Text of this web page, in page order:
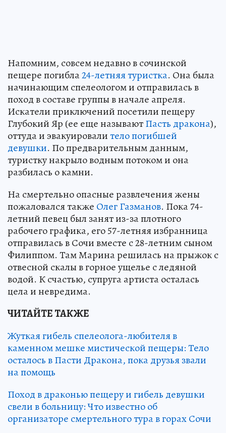
Напомним, совсем недавно в сочинской
пещере погибла24-летняя туристка. Она была
начинающим спелеологом и отправилась в
поход в составе группы в начале апреля.
Искатели приключений посетили пещеру
Глубокий Яр (ее еще называютПасть дракона),
оттуда и эвакуировалитело погибшей
девушки. По предварительным данным,
туристку накрыло водным потоком и она
разбилась о камни.
На смертельно опасные развлечения жены
пожаловался также Олег Газманов. Пока 74-
летний певец был занят из-за плотного
рабочего графика, его 57-летняя избранница
отправилась в Сочи вместе с 28-летним сыном
Филиппом. Там Марина решилась на прыжок с
отвесной скалы в горное ущелье с ледяной
водой. К счастью, супруга артиста осталась
цела и невредима.
ЧИТАЙТЕ ТАКЖЕ
Жуткая гибель спелеолога-любителя в
каменном мешке мистической пещеры: Тело
осталось в Пасти Дракона, пока друзья звали
на помощь
Поход в драконью пещеру и гибель девушки
свели в больницу: Что известно об
организаторе смертельного тура в горах Сочи